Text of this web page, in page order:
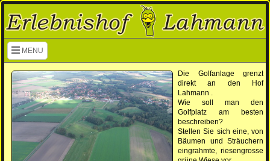
MENU
Navigation überspringen
Die Golfanlage grenzt
direkt an den Hof
Lahmann .
Wie soll man den
Golfplatz am besten
beschreiben?
Stellen Sie sich eine, von
Bäumen und Sträuchern
eingrahmte, riesengrosse